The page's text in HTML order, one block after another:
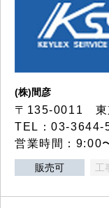
(株)間彦
〒135-0011 東
TEL：03-3644-
営業時間：9:00
販売可 工